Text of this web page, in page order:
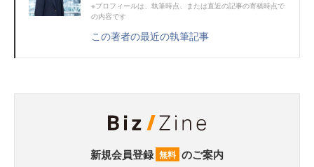
※プロフィールは、執筆時点、または直近の記事の寄稿時点で
の内容です
この著者の最近の執筆記事
新規会員登録 無料 のご案内